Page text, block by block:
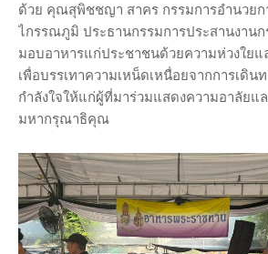
ด้วย คุณสุพิชชญา สาคร กรรมการอำนวย
ไกรรณภูมิ ประธานกรรมการประสานงาน
มอบอาหารแก่ประชาชนด้วยความห่วงใยแ
เพื่อบรรเทาความเหน็ดเหนื่อยจากการเดิน
กำลังใจให้แก่ผู้ที่มาร่วมแสดงความอาลัยแ
มหากรุณาธิคุณ